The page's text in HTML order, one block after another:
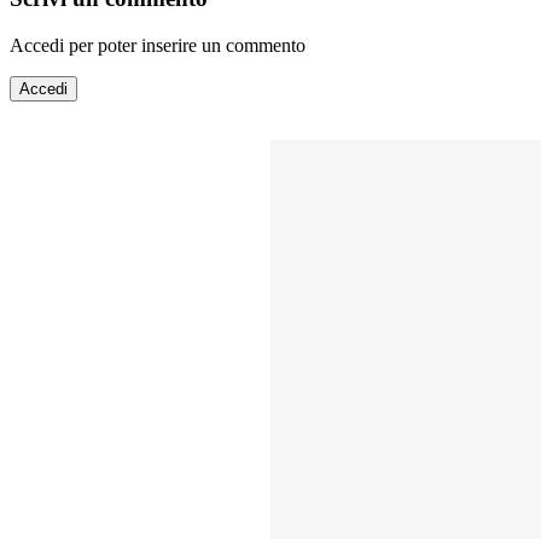
Accedi per poter inserire un commento
Accedi